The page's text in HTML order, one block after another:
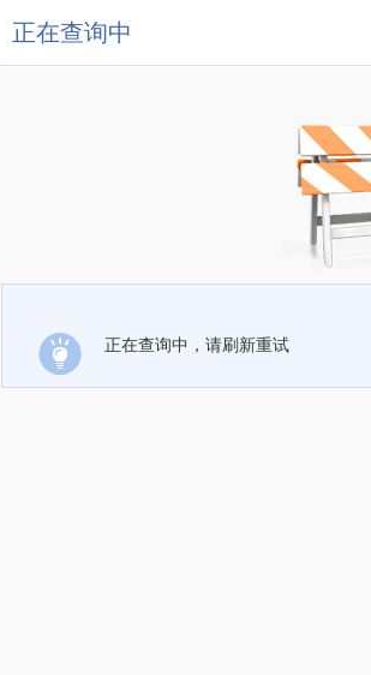
正在查询中
正在查询中，请刷新重试